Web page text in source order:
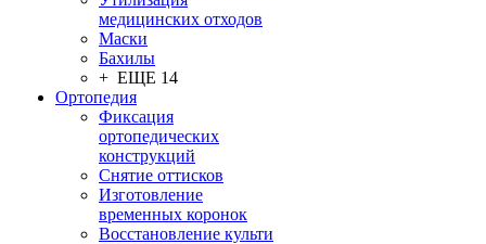
медицинских отходов
Маски
Бахилы
+ ЕЩЕ 14
Ортопедия
Фиксация
ортопедических
конструкций
Снятие оттисков
Изготовление
временных коронок
Восстановление культи